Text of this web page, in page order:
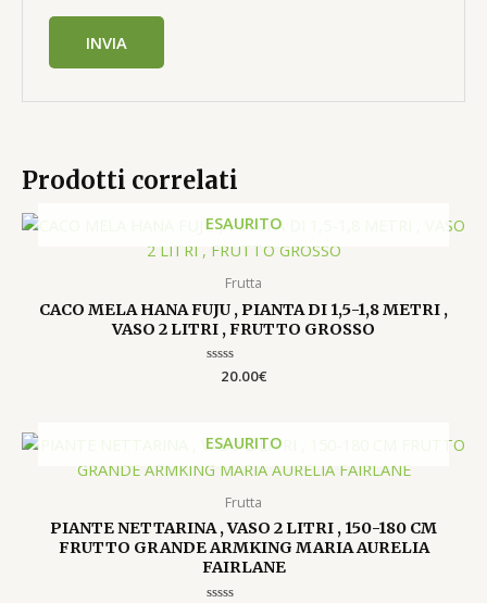
Prodotti correlati
ESAURITO
Frutta
CACO MELA HANA FUJU , PIANTA DI 1,5-1,8 METRI ,
VASO 2 LITRI , FRUTTO GROSSO
Valutato
20.00€
ESAURITO
Frutta
PIANTE NETTARINA , VASO 2 LITRI , 150-180 CM
FRUTTO GRANDE ARMKING MARIA AURELIA
FAIRLANE